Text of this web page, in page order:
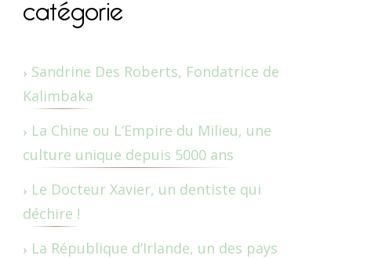
Sandrine Des Roberts, Fondatrice de
Kalimbaka
La Chine ou L’Empire du Milieu, une
culture unique depuis 5000 ans
Le Docteur Xavier, un dentiste qui
déchire !
La République d’Irlande, un des pays